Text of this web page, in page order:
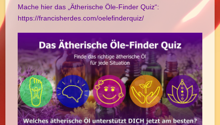
Mache hier das „Ätherische Öle-Finder Quiz“:
https://francisherdes.com/oelefinderquiz/